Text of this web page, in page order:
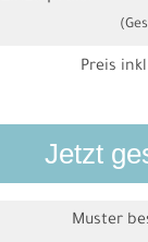
Preis
Jetzt
Muster